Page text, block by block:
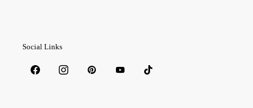
Social Links